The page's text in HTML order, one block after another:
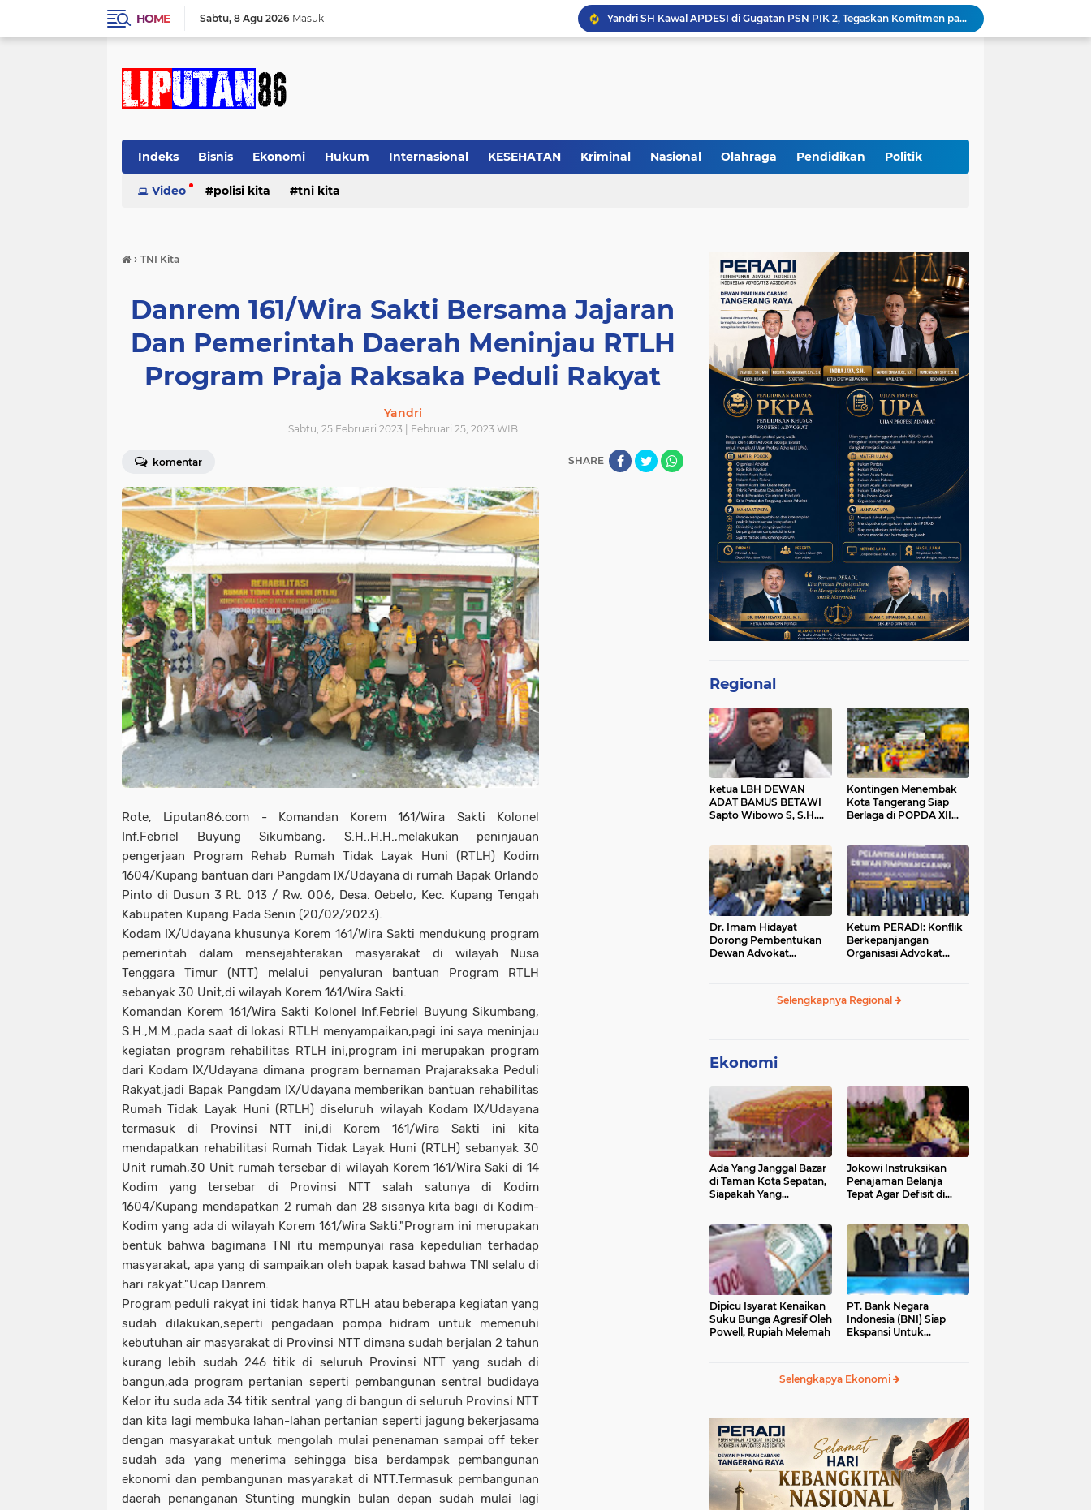
HOME Sabtu 8 Agu 2026 Masuk Yandri SH Kawal APDESI di Gugatan PSN PIK 2, Tegaskan Komitmen pada Supremasi Hukum
Sidang PSN PIK 2 Memanas, Yandri SH Tampil sebagai Kuasa Hukum APDESI di PN Jakarta Pusat
Yandri SH Pimpin Perjuangan Hukum APDESI di Sidang PSN PIK 2, Soroti Kepastian Hukum
ketua LBH DEWAN ADAT BAMUS BETAWI Sapto Wibowo S, S.H. Jalih Pitoeng Salah Alamat Mengenai Statement di Media
Resmi Terdaftar sebagai Mediator Non-Hakim di Pengadilan Negeri Jakarta Selatan, Yandri, S.H. Siap Mengedepankan Keadilan Melalui Jalur Perdamaian
Indeks Bisnis Ekonomi Hukum Internasional KESEHATAN Kriminal Nasional Olahraga Pendidikan Politik
Video polisi kita tni kita
› TNI Kita
Danrem 161/Wira Sakti Bersama Jajaran
Dan Pemerintah Daerah Meninjau RTLH
Program Praja Raksaka Peduli Rakyat
Yandri
Sabtu, 25 Februari 2023 | Februari 25, 2023 WIB
komentar SHARE
Rote, Liputan86.com - Komandan Korem 161/Wira Sakti Kolonel
Inf.Febriel Buyung Sikumbang, S.H.,H.H.,melakukan peninjauan
pengerjaan Program Rehab Rumah Tidak Layak Huni (RTLH) Kodim
1604/Kupang bantuan dari Pangdam IX/Udayana di rumah Bapak Orlando
Pinto di Dusun 3 Rt. 013 / Rw. 006, Desa. Oebelo, Kec. Kupang Tengah
Kabupaten Kupang.Pada Senin (20/02/2023).
Kodam IX/Udayana khusunya Korem 161/Wira Sakti mendukung program
pemerintah dalam mensejahterakan masyarakat di wilayah Nusa
Tenggara Timur (NTT) melalui penyaluran bantuan Program RTLH
sebanyak 30 Unit,di wilayah Korem 161/Wira Sakti.
Komandan Korem 161/Wira Sakti Kolonel Inf.Febriel Buyung Sikumbang,
S.H.,M.M.,pada saat di lokasi RTLH menyampaikan,pagi ini saya meninjau
kegiatan program rehabilitas RTLH ini,program ini merupakan program
dari Kodam IX/Udayana dimana program bernaman Prajaraksaka Peduli
Rakyat,jadi Bapak Pangdam IX/Udayana memberikan bantuan rehabilitas
Rumah Tidak Layak Huni (RTLH) diseluruh wilayah Kodam IX/Udayana
termasuk di Provinsi NTT ini,di Korem 161/Wira Sakti ini kita
mendapatkan rehabilitasi Rumah Tidak Layak Huni (RTLH) sebanyak 30
Unit rumah,30 Unit rumah tersebar di wilayah Korem 161/Wira Saki di 14
Kodim yang tersebar di Provinsi NTT salah satunya di Kodim
1604/Kupang mendapatkan 2 rumah dan 28 sisanya kita bagi di Kodim-
Kodim yang ada di wilayah Korem 161/Wira Sakti."Program ini merupakan
bentuk bahwa bagimana TNI itu mempunyai rasa kepedulian terhadap
masyarakat, apa yang di sampaikan oleh bapak kasad bahwa TNI selalu di
hari rakyat."Ucap Danrem.
Program peduli rakyat ini tidak hanya RTLH atau beberapa kegiatan yang
sudah dilakukan,seperti pengadaan pompa hidram untuk memenuhi
kebutuhan air masyarakat di Provinsi NTT dimana sudah berjalan 2 tahun
kurang lebih sudah 246 titik di seluruh Provinsi NTT yang sudah di
bangun,ada program pertanian seperti pembangunan sentral budidaya
Kelor itu suda ada 34 titik sentral yang di bangun di seluruh Provinsi NTT
dan kita lagi membuka lahan-lahan pertanian seperti jagung bekerjasama
dengan masyarakat untuk mengolah mulai penenaman sampai off teker
sudah ada yang menerima sehingga bisa berdampak pembangunan
ekonomi dan pembangunan masyarakat di NTT.Termasuk pembangunan
daerah penanganan Stunting mungkin bulan depan sudah mulai lagi
Regional
ketua LBH DEWAN
ADAT BAMUS BETAWI
Sapto Wibowo S, S.H.
Statement di Media
Kontingen Menembak
Kota Tangerang Siap
Berlaga di POPDA XII
Dr. Imam Hidayat
Dorong Pembentukan
Dewan Advokat
Ketum PERADI: Konflik
Berkepanjangan
Organisasi Advokat
Selengkapnya Regional
Ekonomi
Ada Yang Janggal Bazar
di Taman Kota Sepatan,
Siapakah Yang
Jokowi Instruksikan
Penajaman Belanja
Tepat Agar Defisit di
Dipicu Isyarat Kenaikan
Suku Bunga Agresif Oleh
Powell, Rupiah Melemah
PT. Bank Negara
Indonesia (BNI) Siap
Ekspansi Untuk
Selengkapya Ekonomi